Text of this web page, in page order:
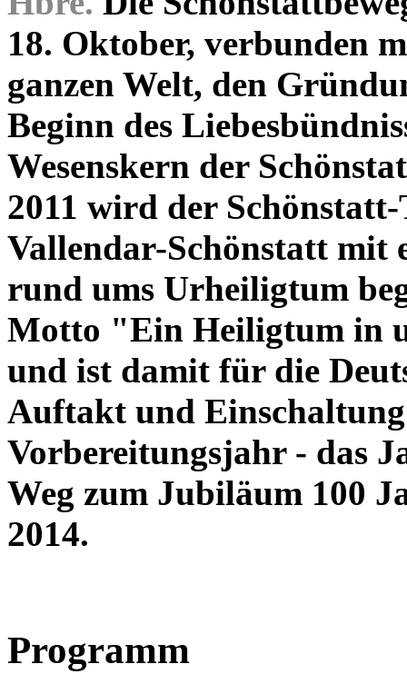
18. Oktober, verbunden
ganzen Welt, den
Beginn des
Wesenskern der
2011 wird der
Vallendar-Schönstatt mit
rund ums Urheiligtum
Motto "Ein Heiligtum in
und ist damit für die
Auftakt und
Vorbereitungsjahr - das
Weg zum Jubiläum 100
2014.
Programm